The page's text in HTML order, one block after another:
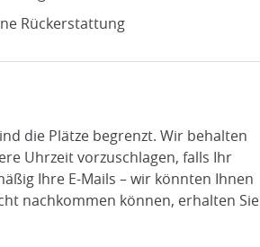
Rückerstattung
die Plätze begrenzt. Wir behalten
Uhrzeit vorzuschlagen, falls Ihr
Ihre E-Mails – wir könnten Ihnen
nachkommen können, erhalten Sie